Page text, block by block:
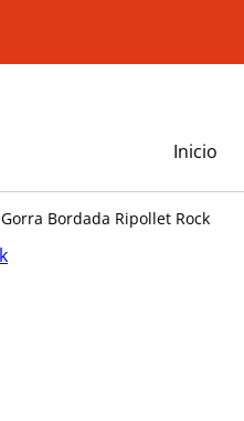
Inicio
Gorra Bordada Ripollet Rock